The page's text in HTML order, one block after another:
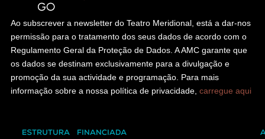
Ao subscrever a newsletter do Teatro Meridional, está a dar-nos
permissão para o tratamento dos seus dados de acordo com o
Regulamento Geral da Proteção de Dados. A AMC garante que
os dados se destinam exclusivamente para a divulgação e
promoção da sua actividade e programação. Para mais
informação sobre a nossa política de privacidade, carregue aqui